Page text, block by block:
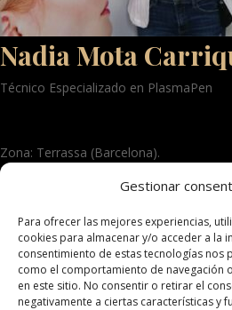
Gestionar
Para ofrecer las mejores experiencias,
cookies para almacenar y/o acceder a la
consentimiento de estas tecnologías
como el comportamiento de navegación
en este sitio. No consentir o retirar el
negativamente a ciertas características y
Nadia Mota
Técnico Especializado en PlasmaPen
Zona: Terrassa (Barcelona).
© 2026 Plasmapen Oficial.